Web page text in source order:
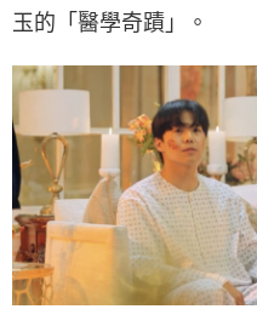
玉的「醫學奇蹟」。